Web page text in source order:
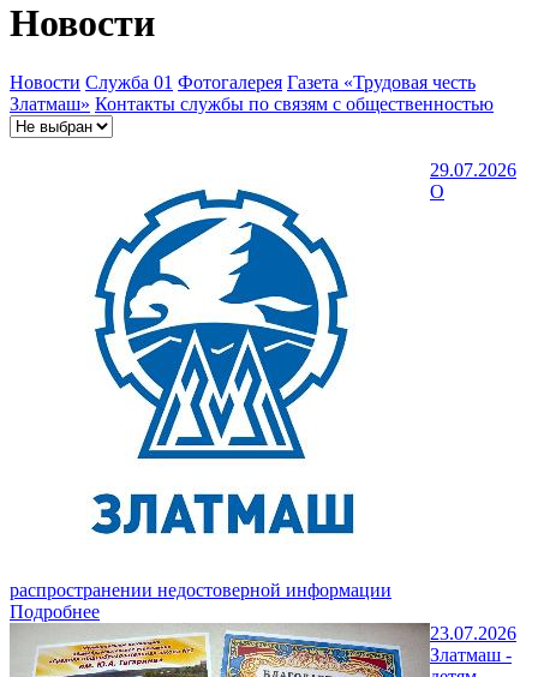
Новости
Новости Служба 01 Фотогалерея Газета «Трудовая честь
Златмаш» Контакты службы по связям с общественностью
29.07.2026
О
распространении недостоверной информации
Подробнее
23.07.2026
Златмаш -